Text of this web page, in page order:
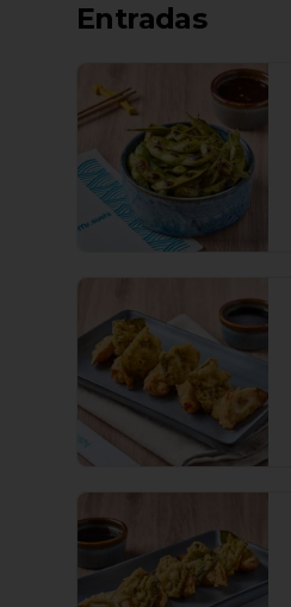
Entradas